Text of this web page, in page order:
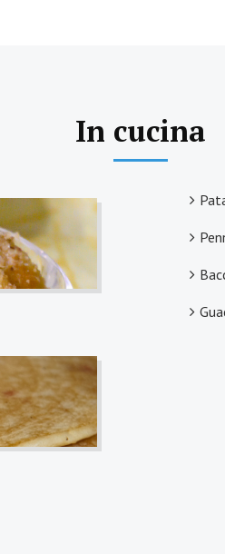
In cucina